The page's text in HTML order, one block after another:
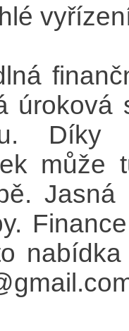
úroková
Díky
může
Jasná